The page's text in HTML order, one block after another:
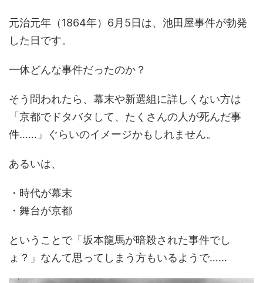
元治元年（1864年）6月5日は、池田屋事件が勃発
した日です。
一体どんな事件だったのか？
そう問われたら、幕末や新選組に詳しくない方は
「京都でドタバタして、たくさんの人が死んだ事
件……」ぐらいのイメージかもしれません。
あるいは、
・時代が幕末
・舞台が京都
ということで「坂本龍馬が暗殺された事件でし
ょ？」なんて思ってしまう方もいるようで……